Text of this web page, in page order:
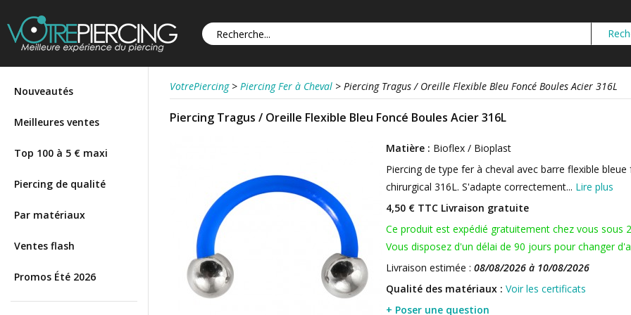
Nouveautés
Meilleures ventes
Top 100 à 5 € maxi
Piercing de qualité
Par matériaux
Ventes flash
Promos Été 2026
VotrePiercing > Piercing Fer à Cheval > Piercing Tragus / Oreille Flexible Bleu Foncé Boules Acier 316L
Piercing Tragus / Oreille Flexible Bleu Foncé Boules Acier 316L
Matière : Bioflex / Bioplast
Piercing de type fer à cheval avec barre flexible
chirurgical 316L. S'adapte correctement... Lire plus
4,50 € TTC Livraison gratuite
Ce produit est expédié gratuitement chez vous sous
Vous disposez d'un délai de 90 jours pour changer
Livraison estimée : 08/08/2026 à 10/08/2026
Qualité des matériaux : Voir les certificats
+ Poser une question